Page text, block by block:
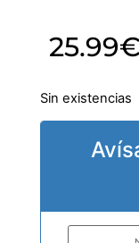
25.99€
Sin existencias